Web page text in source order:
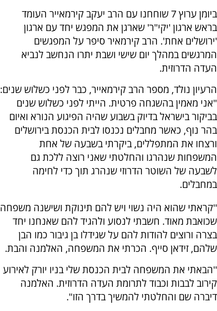
ביומן ערוץ 7 שוחחנו עם הרב יעקב קירמאייר העומד
בראש ארגון 'יקי"ר' שארגן את המפגש יחד עם ארגון
'ירושלים אחת'. הרב קירמאיר סיפר על המפגשים
המרגשים במהלך יום שישי ושבת יתרו הנחשב לנביא
העדה הדרוזית.
הרעיון נולד, מספר הרב קירמאייר, כבר לפני כשלוש שנים:
"אני מאמין בהשגחה פרטית. הייתי לפני כשלוש שנים
בביקור בישראל בדיוק בשבוע שהיה הפיגוע הנורא ואיום
בהר נוף, כאשר מחבלים נכנסו לבית הכנסת בירושלים
ורצחו את המתפללים, ביקרתי בשבעה של אחת
המשפחות שנהרגו והחלטתי שאני רוצה ללכת גם
לשבעה של השוטר הדרוזי שנהרג תוך כדי לחימה
במחבלים.
''קראתי שהוא היה נשוי ויש להם תינוקת ושישנה משפחה
שכואבת מאוד. חשבתי לנסוע ולהגיד להם שאנחנו יחד
בצרה ורוצים להודות להם על שגידלו בן גיבור כמו הבן
שלהם, זידאן סייף. הכרתי את המשפחה, האלמנה והבת.
''הבאתי את המשפחה לבית הכנסת שלי בניו יורק לאירוע
קירוב לבבות וכבוד לתרומת העדה הדרוזית. האלמנה
דיברה שם והחלטתי להמשיך בדרך הזו".